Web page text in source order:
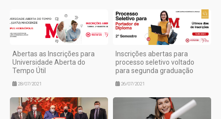
Abertas as Inscrições para
Universidade Aberta do
Tempo Útil
28/07/2021
Inscrições abertas para
processo seletivo voltado
para segunda graduação
26/07/2021